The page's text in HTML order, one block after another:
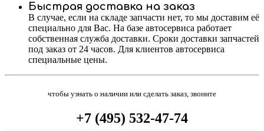
Быстрая доставка на заказ
В случае, если на складе запчасти нет, то мы доставим её
специально для Вас. На базе автосервиса работает
собственная служба доставки. Сроки доставки запчастей
под заказ от 24 часов. Для клиентов автосервиса
специальные цены.
чтобы узнать о наличии или сделать заказ, звоните
+7 (495) 532-47-74